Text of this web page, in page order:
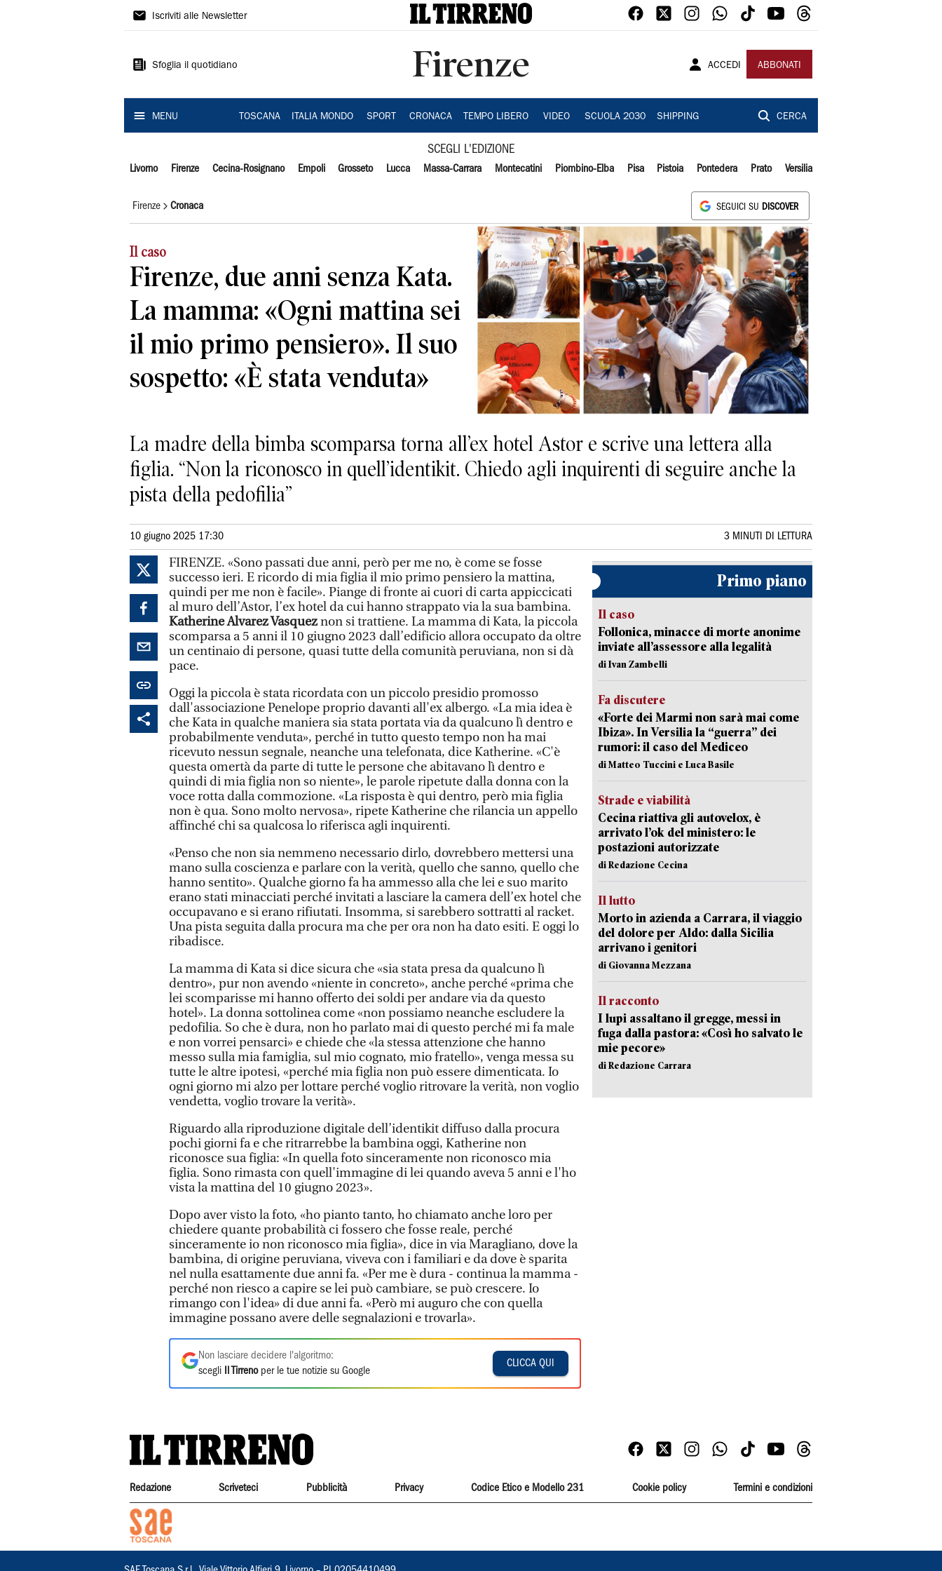
Il
Iscriviti alle Newsletter
Sfoglia il quotidiano Firenze ACCEDI ABBONATI
MENU TOSCANA ITALIA MONDO SPORT CRONACA TEMPO LIBERO VIDEO SCUOLA 2030 SHIPPING CERCA
SCEGLI L'EDIZIONE
Livorno Firenze Cecina-Rosignano Empoli Grosseto Lucca Massa-Carrara Montecatini Piombino-Elba Pisa Pistoia Pontedera Prato Versilia
Firenze Cronaca SEGUICI SU DISCOVER
Il caso
Firenze, due anni senza Kata.
La mamma: «Ogni mattina sei
il mio primo pensiero». Il suo
sospetto: «È stata venduta»
La madre della bimba scomparsa torna all’ex hotel Astor e scrive una lettera alla
figlia. “Non la riconosco in quell’identikit. Chiedo agli inquirenti di seguire anche la
pista della pedofilia”
10 giugno 2025 17:30 3 MINUTI DI LETTURA
FIRENZE. «Sono passati due anni, però per me no, è come se fosse
successo ieri. E ricordo di mia figlia il mio primo pensiero la mattina,
quindi per me non è facile». Piange di fronte ai cuori di carta appiccicati
al muro dell’Astor, l’ex hotel da cui hanno strappato via la sua bambina.
Katherine Alvarez Vasqueznon si trattiene. La mamma di Kata, la piccola
scomparsa a 5 anni il 10 giugno 2023 dall’edificio allora occupato da oltre
un centinaio di persone, quasi tutte della comunità peruviana, non si dà
pace.
Oggi la piccola è stata ricordata con un piccolo presidio promosso
dall'associazione Penelope proprio davanti all'ex albergo. «La mia idea è
che Kata in qualche maniera sia stata portata via da qualcuno lì dentro e
probabilmente venduta», perché in tutto questo tempo non ha mai
ricevuto nessun segnale, neanche una telefonata, dice Katherine. «C'è
questa omertà da parte di tutte le persone che abitavano lì dentro e
quindi di mia figlia non so niente», le parole ripetute dalla donna con la
voce rotta dalla commozione. «La risposta è qui dentro, però mia figlia
non è qua. Sono molto nervosa», ripete Katherine che rilancia un appello
affinché chi sa qualcosa lo riferisca agli inquirenti.
«Penso che non sia nemmeno necessario dirlo, dovrebbero mettersi una
mano sulla coscienza e parlare con la verità, quello che sanno, quello che
hanno sentito». Qualche giorno fa ha ammesso alla che lei e suo marito
erano stati minacciati perché invitati a lasciare la camera dell’ex hotel che
occupavano e si erano rifiutati. Insomma, si sarebbero sottratti al racket.
Una pista seguita dalla procura ma che per ora non ha dato esiti. E oggi lo
ribadisce.
La mamma di Kata si dice sicura che «sia stata presa da qualcuno lì
dentro», pur non avendo «niente in concreto», anche perché «prima che
lei scomparisse mi hanno offerto dei soldi per andare via da questo
hotel». La donna sottolinea come «non possiamo neanche escludere la
pedofilia. So che è dura, non ho parlato mai di questo perché mi fa male
e non vorrei pensarci» e chiede che «la stessa attenzione che hanno
messo sulla mia famiglia, sul mio cognato, mio fratello», venga messa su
tutte le altre ipotesi, «perché mia figlia non può essere dimenticata. Io
ogni giorno mi alzo per lottare perché voglio ritrovare la verità, non voglio
vendetta, voglio trovare la verità».
Riguardo alla riproduzione digitale dell’identikit diffuso dalla procura
pochi giorni fa e che ritrarrebbe la bambina oggi, Katherine non
riconosce sua figlia: «In quella foto sinceramente non riconosco mia
figlia. Sono rimasta con quell'immagine di lei quando aveva 5 anni e l'ho
vista la mattina del 10 giugno 2023».
Dopo aver visto la foto, «ho pianto tanto, ho chiamato anche loro per
chiedere quante probabilità ci fossero che fosse reale, perché
sinceramente io non riconosco mia figlia», dice in via Maragliano, dove la
bambina, di origine peruviana, viveva con i familiari e da dove è sparita
nel nulla esattamente due anni fa. «Per me è dura - continua la mamma -
perché non riesco a capire se lei può cambiare, se può crescere. Io
rimango con l'idea» di due anni fa. «Però mi auguro che con quella
immagine possano avere delle segnalazioni e trovarla».
Non lasciare decidere l'algoritmo:
scegli
Il Tirrenoper le tue notizie su Google
CLICCA QUI
Primo piano
Il caso
Follonica, minacce di morte anonime
inviate all’assessore alla legalità
di Ivan Zambelli
Fa discutere
«Forte dei Marmi non sarà mai come
Ibiza». In Versilia la “guerra” dei
rumori: il caso del Mediceo
di Matteo Tuccini e Luca Basile
Strade e viabilità
Cecina riattiva gli autovelox, è
arrivato l’ok del ministero: le
postazioni autorizzate
di Redazione Cecina
Il lutto
Morto in azienda a Carrara, il viaggio
del dolore per Aldo: dalla Sicilia
arrivano i genitori
di Giovanna Mezzana
Il racconto
I lupi assaltano il gregge, messi in
fuga dalla pastora: «Così ho salvato le
mie pecore»
di Redazione Carrara
Redazione Scriveteci Pubblicità Privacy Codice Etico e Modello 231 Cookie policy Termini e condizioni